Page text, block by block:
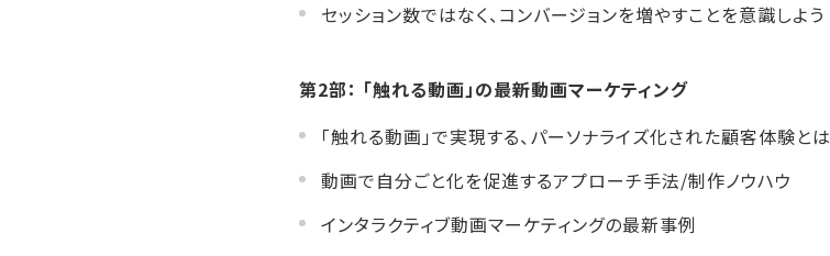
セッション数ではなく、コンバージョンを増やすことを意識しよう
第2部： 「触れる動画」の最新動画マーケティング
「触れる動画」で実現する、パーソナライズ化された顧客体験とは
動画で自分ごと化を促進するアプローチ手法/制作ノウハウ
インタラクティブ動画マーケティングの最新事例